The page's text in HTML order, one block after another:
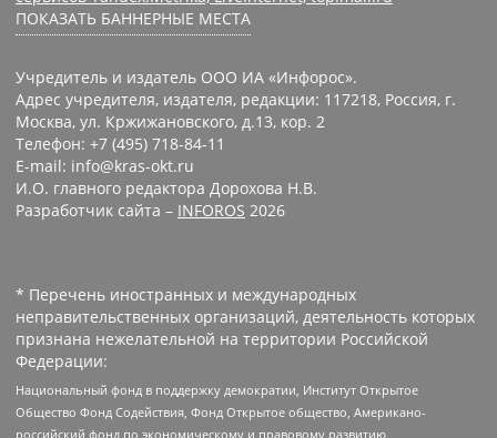
ПОКАЗАТЬ БАННЕРНЫЕ МЕСТА
Учредитель и издатель ООО ИА «Инфорос».
Адрес учредителя, издателя, редакции: 117218, Россия, г.
Москва, ул. Кржижановского, д.13, кор. 2
Телефон: +7 (495) 718-84-11
E-mail: info@kras-okt.ru
И.О. главного редактора Дорохова Н.В.
Разработчик сайта – INFOROS 2026
* Перечень иностранных и международных
неправительственных организаций, деятельность которых
признана нежелательной на территории Российской
Федерации:
Национальный фонд в поддержку демократии, Институт Открытое
Общество Фонд Содействия, Фонд Открытое общество, Американо-
российский фонд по экономическому и правовому развитию,